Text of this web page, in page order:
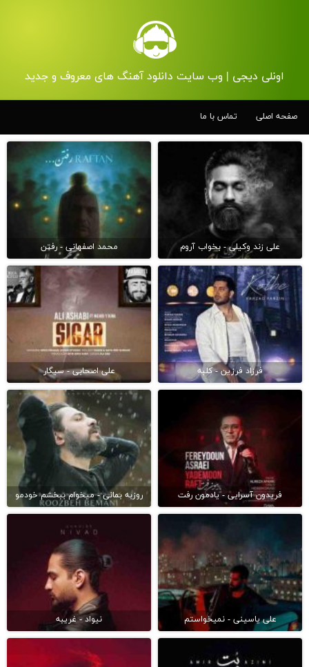
اونلی دیجی | وب سایت دانلود آهنگ های معروف و جدید
صفحه اصلی تماس با ما
علی زند وکیلی - بخواب آروم محمد اصفهانی - رفتن
فرزاد فرزین - کلبه علی اصحابی - سیگار
فریدون آسرایی - یادمون رفت روزبه بمانی - میخوام ببخشم خودمو
علی یاسینی - نمیخواستم نیواد - غریبه